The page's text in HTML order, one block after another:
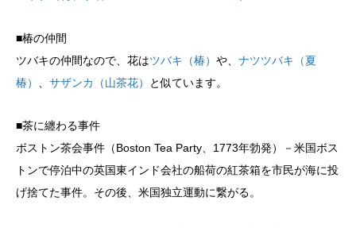
■椿の仲間
ツバキの仲間なので、花はツバキ（椿） や、 ナツツバキ（夏
椿）
サザンカ（山茶花） と似ています。
■茶に纏わる事件
ボストン茶会事件（Boston Tea Party、1773年勃発）－米国ボス
トンで停泊中の英国東インド会社の船荷の紅茶箱を市民が海に投
げ捨てた事件。その後、米国独立運動に繋がる。